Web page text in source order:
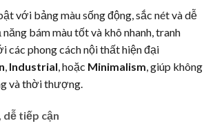
với bảng màu sống động, sắc nét và dễ
bám màu tốt và khô nhanh, tranh
các phong cách nội thất hiện đại
, Industrial, hoặc Minimalism, giúp không
và thời thượng.
dễ tiếp cận